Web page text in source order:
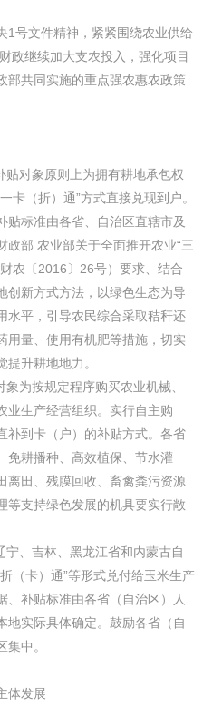
1号文件精神，紧紧围绕农业供给
政继续加大支农投入，强化项目
部共同实施的重点强农惠农政策
对象原则上为拥有耕地承包权
卡（折）通”方式直接兑现到户。
贴标准由各省、自治区直辖市及
政部 农业部关于全面推开农业“三
农〔2016〕26号）要求、结合
创新方式方法，以绿色生态为导
水平，引导农民综合采取秸秆还
用量、使用有机肥等措施，切实
升耕地地力。
为按规定程序购买农业机械、
业生产经营组织。实行自主购
补到卡（户）的补贴方式。各省
免耕播种、高效植保、节水灌
离田、残膜回收、畜禽粪污资源
等支持绿色发展的机具要实行敞
、吉林、黑龙江省和内蒙古自
（卡）通”等形式兑付给玉米生产
、补贴标准由各省（自治区）人
地实际具体确定。鼓励各省（自
中。
体发展